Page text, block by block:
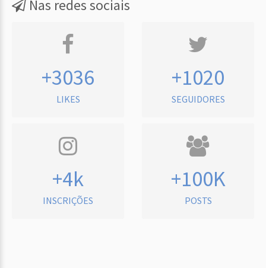
Nas redes sociais
+3036
LIKES
+1020
SEGUIDORES
+4k
INSCRIÇÕES
+100K
POSTS